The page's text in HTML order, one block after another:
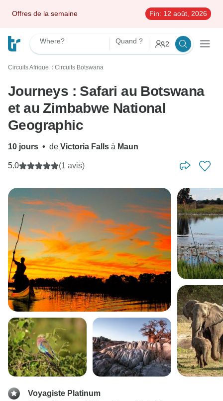
Offres de la semaine Fin: 12 août, 2026
Where? Quand ? 2
Circuits Afrique 〉 Circuits Botswana
Journeys : Safari au Botswana
et au Zimbabwe National
Geographic
10 jours • de Victoria Falls à Maun
5.0 (1 avis)
Voyagiste Platinum